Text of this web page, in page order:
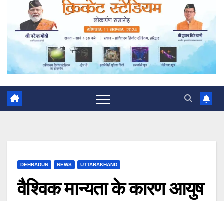
DEHRADUN NEWS UTTARAKHAND
वैश्विक मान्यता के कारण आयुष